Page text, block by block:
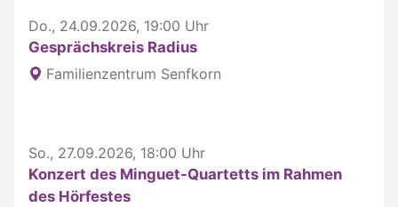
Do., 24.09.2026, 19:00 Uhr
Gesprächskreis Radius
Familienzentrum Senfkorn
So., 27.09.2026, 18:00 Uhr
Konzert des Minguet-Quartetts im Rahmen
des Hörfestes